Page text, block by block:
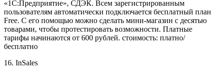
«1С:Предприятие», СДЭК. Всем зарегистрированным
пользователям автоматически подключается бесплатный план
Free. С его помощью можно сделать мини-магазин с десятью
товарами, чтобы протестировать возможности. Платные
тарифы начинаются от 600 рублей. стоимость: платно/
бесплатно
16. InSales